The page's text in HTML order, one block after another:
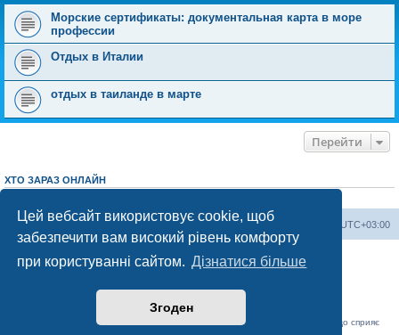
Цей вебсайт використовує cookie, щоб
забезпечити вам високий рівень комфорту
при користуванні сайтом. Дізнатися більше
Згоден
Морские сертификаты: документальная карта в море
профессии
Отдых в Италии
отдых в таиланде в марте
Перейти
ХТО ЗАРАЗ ОНЛАЙН
Херсонський форум UTC+03:00
Команда
Працює на phpBB® Forum Software © phpBB Limited
Конфіденційність
«Херсонський форум» – приватний, незалежний інтерактивний веб-ресурс, що сприяє